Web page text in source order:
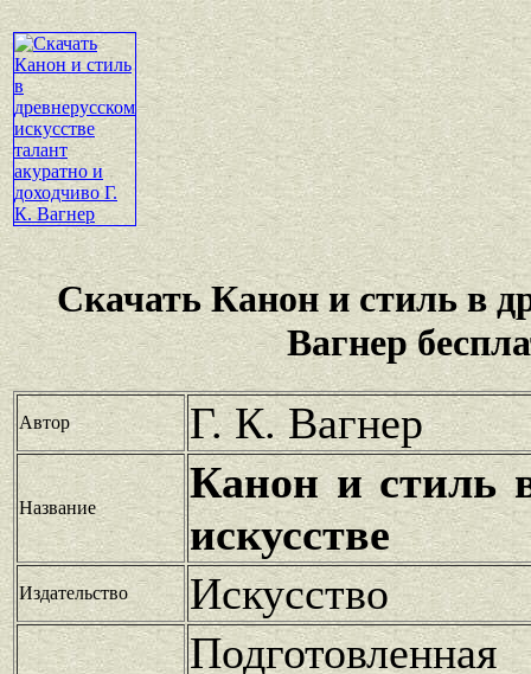
Скачать Канон и стиль в
Вагнер
Автор Г. К. Вагнер
Название
Канон и стиль
искусстве
Издательство Искусство